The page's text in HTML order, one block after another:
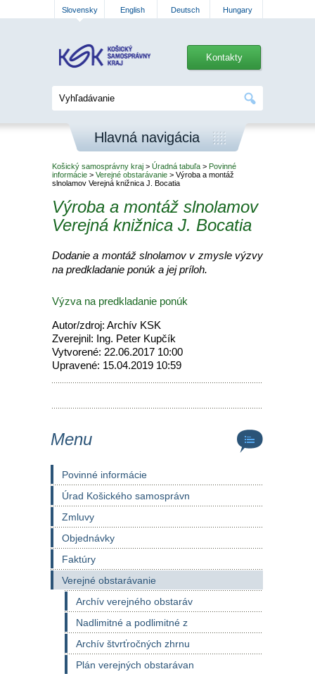
Slovensky English Deutsch Hungary
Kontakty
Hlavná navigácia
Košický samosprávny kraj > Úradná tabuľa > Povinné
informácie > Verejné obstarávanie > Výroba a montáž
slnolamov Verejná knižnica J. Bocatia
Výroba a montáž slnolamov
Verejná knižnica J. Bocatia
Dodanie a montáž slnolamov v zmysle výzvy
na predkladanie ponúk a jej príloh.
Výzva na predkladanie ponúk
Autor/zdroj: Archív KSK
Zverejnil: Ing. Peter Kupčík
Vytvorené: 22.06.2017 10:00
Upravené: 15.04.2019 10:59
Menu
Povinné informácie
Úrad Košického samosprávn
Zmluvy
Objednávky
Faktúry
Verejné obstarávanie
Archív verejného obstaráv
Nadlimitné a podlimitné z
Archív štvrťročných zhrnu
Plán verejných obstarávan